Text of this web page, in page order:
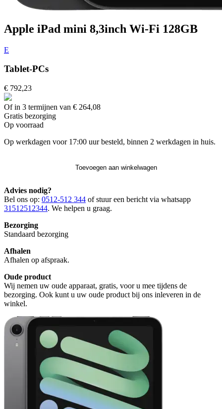
Apple iPad mini 8,3inch Wi-Fi 128GB
E
Tablet-PCs
€ 792,23
Of in 3 termijnen van € 264,08
Gratis bezorging
Op voorraad
Op werkdagen voor 17:00 uur besteld, binnen 2 werkdagen in huis.
Toevoegen aan winkelwagen
Advies nodig?
Bel ons op: 0512-512 344 of stuur een bericht via whatsapp
31512512344. We helpen u graag.
Bezorging
Standaard bezorging
Afhalen
Afhalen op afspraak.
Oude product
Wij nemen uw oude apparaat, gratis, voor u mee tijdens de
bezorging. Ook kunt u uw oude product bij ons inleveren in de
winkel.